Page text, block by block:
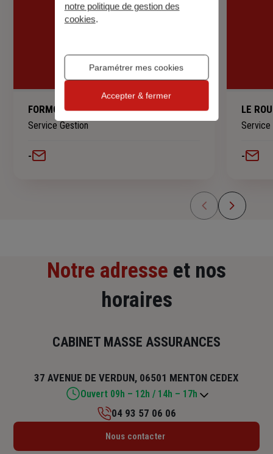
FORMOSA Maryline
Service Gestion
-
LE
Service
-
Notre adresse et nos
horaires
CABINET MASSE ASSURANCES
37 AVENUE DE VERDUN, 06501 MENTON CEDEX
Ouvert 09h – 12h / 14h – 17h
Lundi : 09h – 12h / 14h – 18h
04 93 57 06 06
Nous contacter
notre politique de gestion des
cookies.
Paramétrer mes cookies
Accepter & fermer